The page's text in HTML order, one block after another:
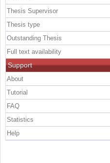
Thesis Supervisor
Thesis type
Outstanding Thesis
Full text availability
Support
About
Tutorial
FAQ
Statistics
Help